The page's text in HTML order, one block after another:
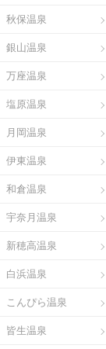
秋保温泉
銀山温泉
万座温泉
塩原温泉
月岡温泉
伊東温泉
和倉温泉
宇奈月温泉
新穂高温泉
白浜温泉
こんぴら温泉
皆生温泉